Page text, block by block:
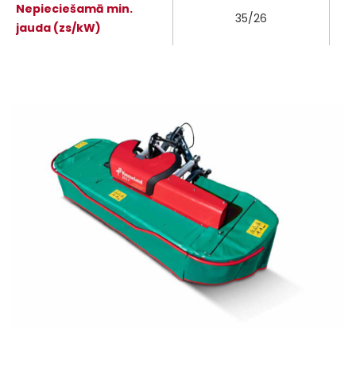
Nepieciešamā min.
jauda (zs/kW)
35/26